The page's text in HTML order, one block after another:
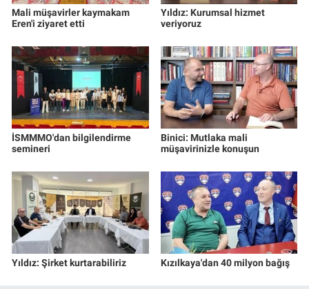
Mali müşavirler kaymakam
Eren'i ziyaret etti
Yıldız: Kurumsal hizmet
veriyoruz
İSMMMO'dan bilgilendirme
semineri
Binici: Mutlaka mali
müşavirinizle konuşun
Yıldız: Şirket kurtarabiliriz Kızılkaya'dan 40 milyon bağış